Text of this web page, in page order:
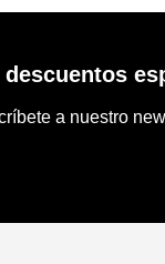
descuentos
a nuestro